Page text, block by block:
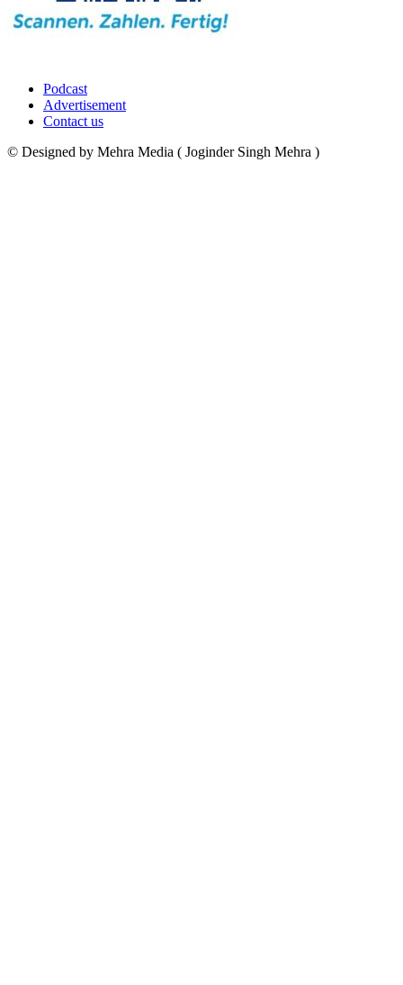
Podcast
Advertisement
Contact us
© Designed by Mehra Media ( Joginder Singh Mehra )